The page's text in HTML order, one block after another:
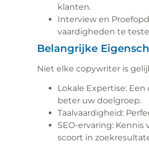
klanten.
Interview en
vaardigheden te
Belangrijke
Niet elke copywriter is
Lokale Expertise:
beter uw doelgroep.
Taalvaardigheid:
SEO-ervaring:
scoort in